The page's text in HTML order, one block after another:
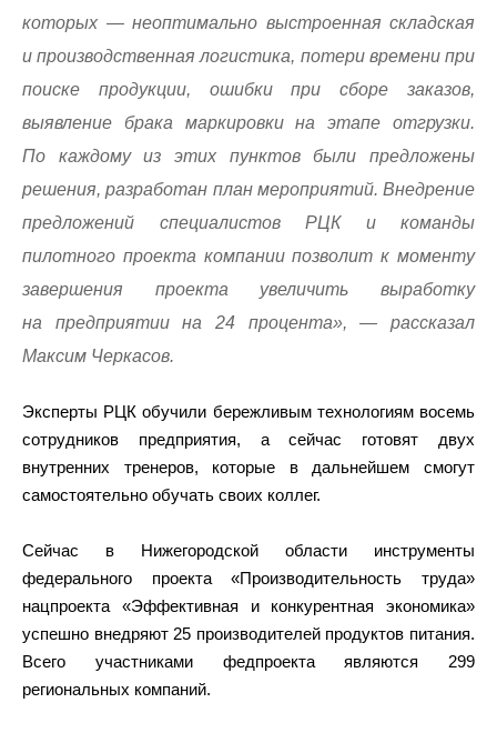
которых — неоптимально выстроенная складская
и производственная логистика, потери времени при
поиске продукции, ошибки при сборе заказов,
выявление брака маркировки на этапе отгрузки.
По каждому из этих пунктов были предложены
решения, разработан план мероприятий. Внедрение
предложений специалистов РЦК и команды
пилотного проекта компании позволит к моменту
завершения проекта увеличить выработку
на предприятии на 24 процента», — рассказал
Максим Черкасов.
Эксперты РЦК обучили бережливым технологиям восемь
сотрудников предприятия, а сейчас готовят двух
внутренних тренеров, которые в дальнейшем смогут
самостоятельно обучать своих коллег.
Сейчас в Нижегородской области инструменты
федерального проекта «Производительность труда»
нацпроекта «Эффективная и конкурентная экономика»
успешно внедряют 25 производителей продуктов питания.
Всего участниками федпроекта являются 299
региональных компаний.